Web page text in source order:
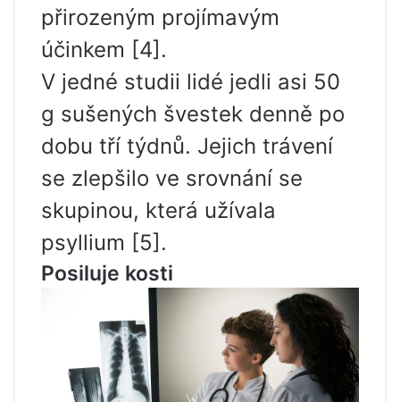
přirozeným projímavým
účinkem [4].
V jedné studii lidé jedli asi 50
g sušených švestek denně po
dobu tří týdnů. Jejich trávení
se zlepšilo ve srovnání se
skupinou, která užívala
psyllium [5].
Posiluje kosti